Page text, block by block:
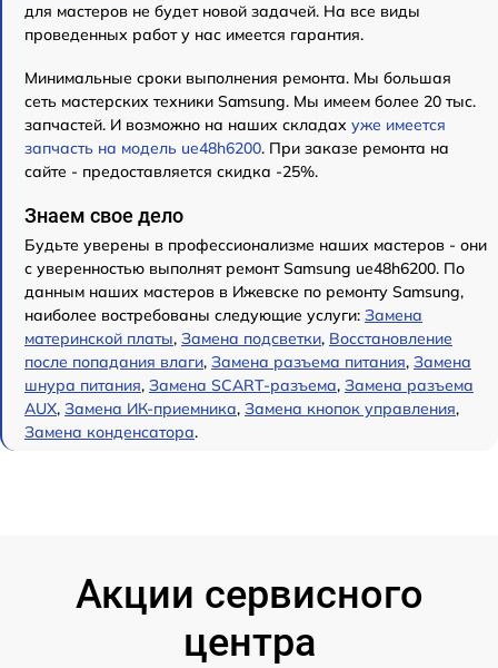
для мастеров не будет новой задачей. На все виды
проведенных работ у нас имеется гарантия.
Минимальные сроки выполнения ремонта. Мы большая
сеть мастерских техники Samsung. Мы имеем более 20 тыс.
запчастей. И возможно на наших складах уже имеется
запчасть на модель ue48h6200. При заказе ремонта на
сайте - предоставляется скидка -25%.
Знаем свое дело
Будьте уверены в профессионализме наших мастеров - они
с уверенностью выполнят ремонт Samsung ue48h6200. По
данным наших мастеров в Ижевске по ремонту Samsung,
наиболее востребованы следующие услуги: Замена
материнской платы, Замена подсветки, Восстановление
после попадания влаги, Замена разъема питания, Замена
шнура питания, Замена SCART-разъема, Замена разъема
AUX, Замена ИК-приемника, Замена кнопок управления,
Замена конденсатора.
Акции сервисного
центра